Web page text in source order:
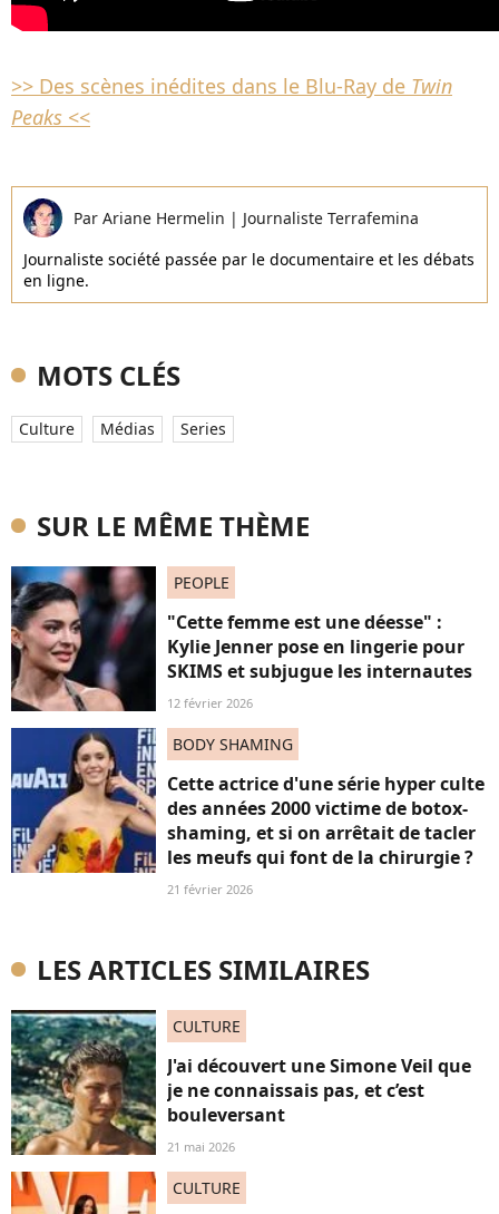
>> Des scènes inédites dans le Blu-Ray de Twin
Peaks <<
Par Ariane Hermelin | Journaliste Terrafemina
Journaliste société passée par le documentaire et les débats
en ligne.
MOTS CLÉS
Culture Médias Series
SUR LE MÊME THÈME
PEOPLE
"Cette femme est une déesse" :
Kylie Jenner pose en lingerie pour
SKIMS et subjugue les internautes
12 février 2026
BODY SHAMING
Cette actrice d'une série hyper culte
des années 2000 victime de botox-
shaming, et si on arrêtait de tacler
les meufs qui font de la chirurgie ?
21 février 2026
LES ARTICLES SIMILAIRES
CULTURE
J'ai découvert une Simone Veil que
je ne connaissais pas, et c’est
bouleversant
21 mai 2026
CULTURE